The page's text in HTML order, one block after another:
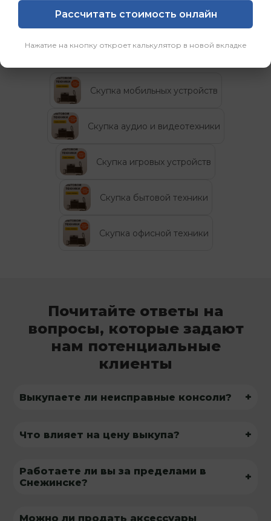
Категории
Скупка мобильных устройств
Скупка аудио и видеотехники
Скупка игровых устройств
Скупка бытовой техники
Скупка офисной техники
Почитайте ответы на
вопросы, которые задают
нам потенциальные
клиенты
Выкупаете ли неисправные консоли? +
Что влияет на цену выкупа? +
Работаете ли вы за пределами в
Снежинске?
+
Можно ли продать аксессуары
Рассчитать стоимость онлайн
Нажатие на кнопку откроет калькулятор в новой вкладке